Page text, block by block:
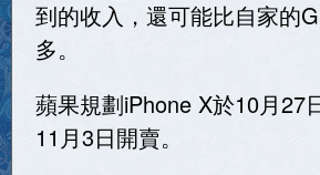
到的收入，還可能比自家的
多。
蘋果規劃iPhone X於10月27
11月3日開賣。